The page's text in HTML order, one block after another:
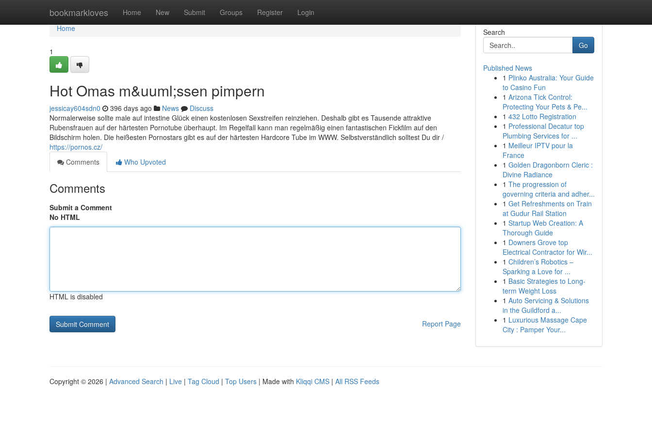
bookmarkloves Home New Submit Groups Register Login
Home
Home
1
Hot Omas m&uuml;ssen pimpern
jessicay604sdn0 396 days ago News
Discuss
Normalerweise sollte male auf intestine Glück einen kostenlosen Sexstreifen reinziehen. Deshalb gibt es Tausende attraktive
Rubensfrauen auf der härtesten Pornotube überhaupt. Im Regelfall kann man regelmäßig einen fantastischen Fickfilm auf den
Bildschirm holen. Die heißesten Pornostars gibt es auf der härtesten Hardcore Tube im WWW. Selbstverständlich solltest Du dir /
https://pornos.cz/
Comments
Who Upvoted
Comments
Submit a Comment
No HTML
HTML is disabled
Report Page
Search
Go
Published News
1 Plinko Australia: Your Guide
to Casino Fun
1 Arizona Tick Control:
Protecting Your Pets & Pe...
1 432 Lotto Registration
1 Professional Decatur top
Plumbing Services for ...
1 Meilleur IPTV pour la
France
1 Golden Dragonborn Cleric :
Divine Radiance
1 The progression of
governing criteria and adher...
1 Get Refreshments on Train
at Gudur Rail Station
1 Startup Web Creation: A
Thorough Guide
1 Downers Grove top
Electrical Contractor for Wir...
1 Children’s Robotics –
Sparking a Love for ...
1 Basic Strategies to Long-
term Weight Loss
1 Auto Servicing & Solutions
in the Guildford a...
1 Luxurious Massage Cape
City : Pamper Your...
Copyright © 2026 | Advanced Search | Live | Tag Cloud | Top Users | Made with Kliqqi CMS | All RSS Feeds